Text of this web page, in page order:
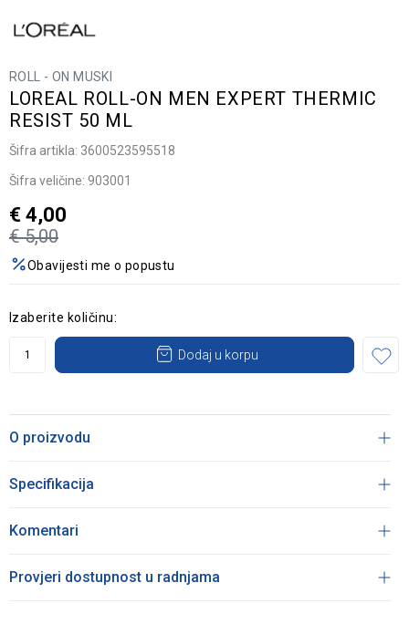
ROLL - ON MUSKI
LOREAL ROLL-ON MEN EXPERT THERMIC
RESIST 50 ML
Šifra artikla: 3600523595518
Šifra veličine: 903001
€ 5,00
€ 4,00
Obavijesti me o popustu
Izaberite količinu:
Dodaj u korpu
O proizvodu
Specifikacija
Komentari
Provjeri dostupnost u radnjama